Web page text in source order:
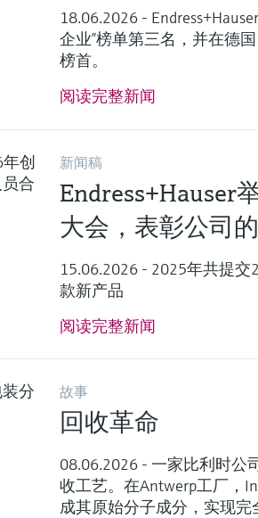
18.06.2026 -
企业”榜单第三名，并在德
榜首。
阅读完整新闻
新闻稿
Endress+Hauser
大会，表彰公司
15.06.2026 - 2025年共提
款新产品
阅读完整新闻
故事
回收革命
08.06.2026 - 一家比利时公
收工艺。在Antwerp工厂，
成其原始分子成分，实现完